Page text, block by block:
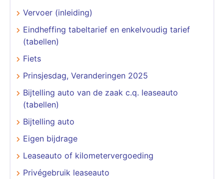
Vervoer (inleiding)
Eindheffing tabeltarief en enkelvoudig tarief
(tabellen)
Fiets
Prinsjesdag, Veranderingen 2025
Bijtelling auto van de zaak c.q. leaseauto
(tabellen)
Bijtelling auto
Eigen bijdrage
Leaseauto of kilometervergoeding
Privégebruik leaseauto